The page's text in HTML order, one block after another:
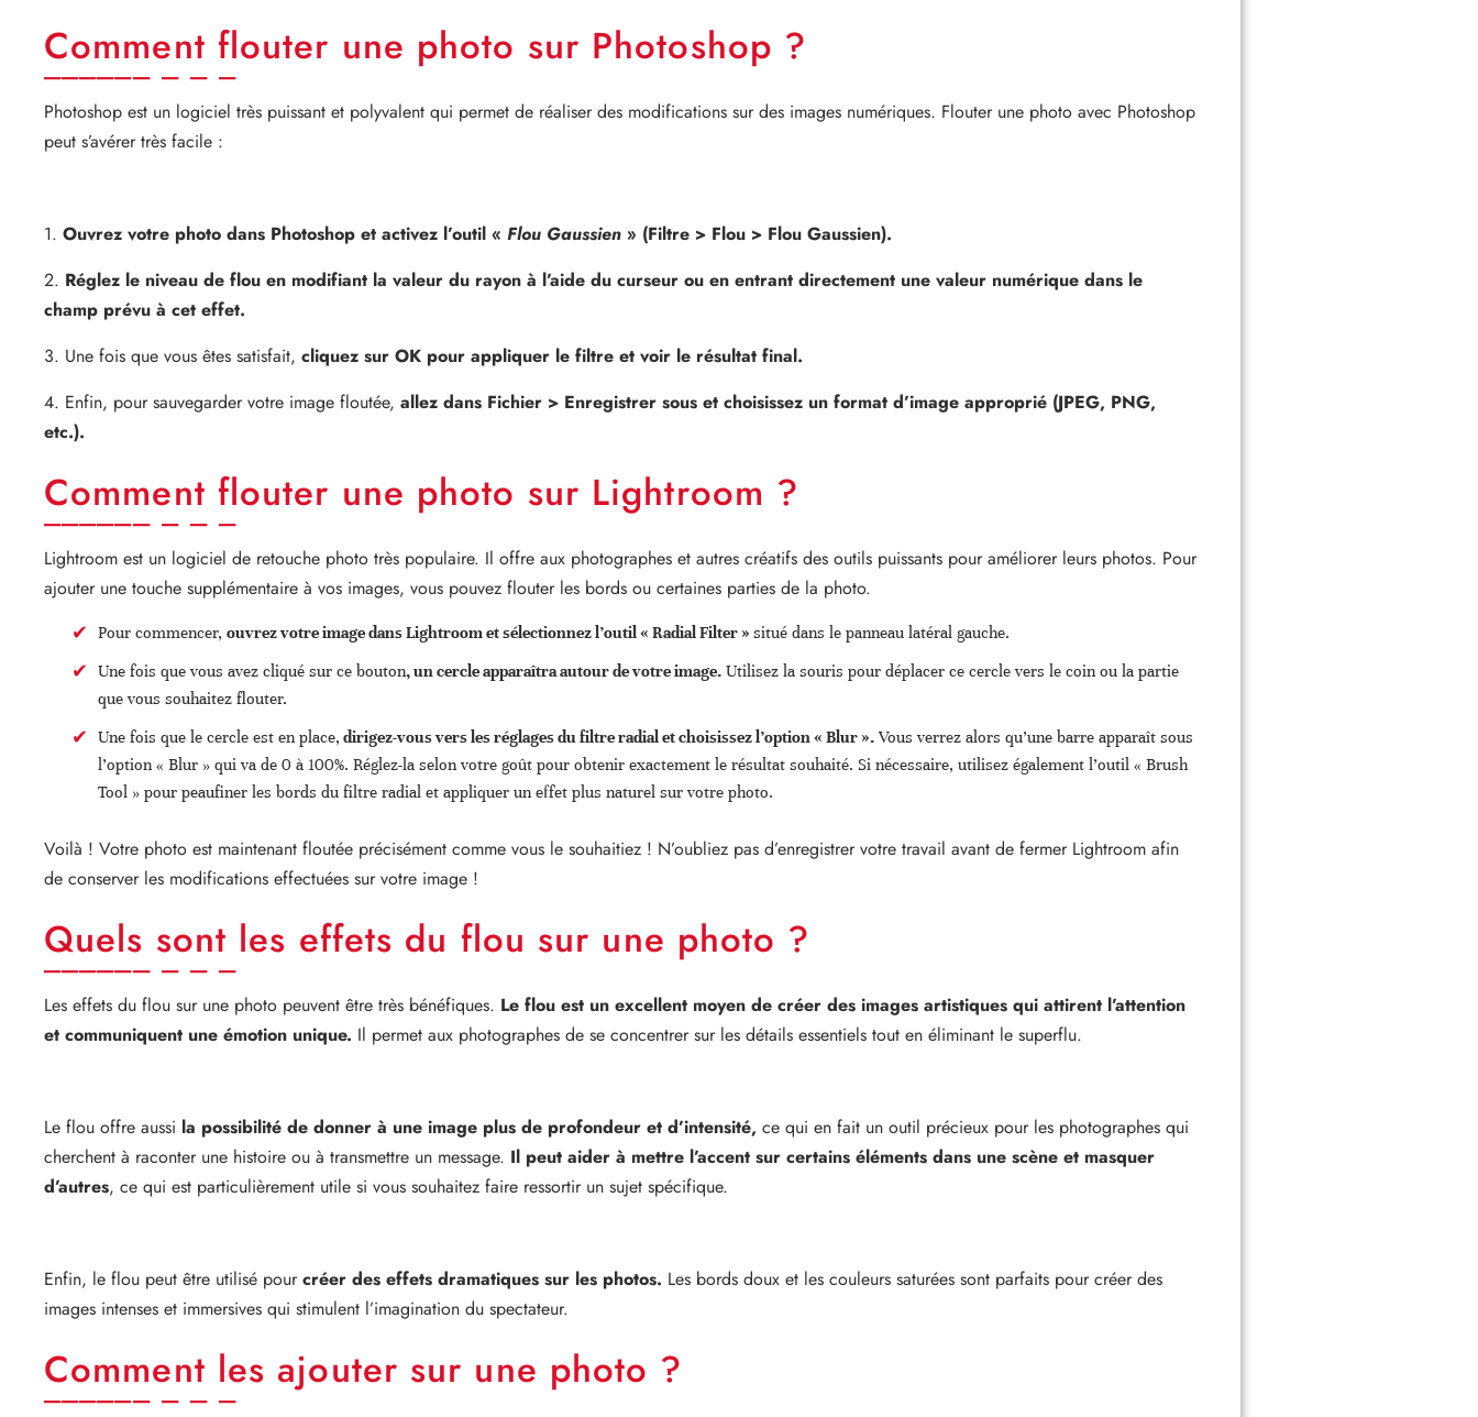
Comment flouter une photo sur Photoshop ?
Photoshop est un logiciel très puissant et polyvalent qui permet de réaliser des modifications sur des images numériques. Flouter une photo avec Photoshop
peut s’avérer très facile :
1. Ouvrez votre photo dans Photoshop et activez l’outil « Flou Gaussien » (Filtre > Flou > Flou Gaussien).
2. Réglez le niveau de flou en modifiant la valeur du rayon à l’aide du curseur ou en entrant directement une valeur numérique dans le
champ prévu à cet effet.
3. Une fois que vous êtes satisfait, cliquez sur OK pour appliquer le filtre et voir le résultat final.
4. Enfin, pour sauvegarder votre image floutée, allez dans Fichier > Enregistrer sous et choisissez un format d’image approprié (JPEG, PNG,
etc.).
Comment flouter une photo sur Lightroom ?
Lightroom est un logiciel de retouche photo très populaire. Il offre aux photographes et autres créatifs des outils puissants pour améliorer leurs photos. Pour
ajouter une touche supplémentaire à vos images, vous pouvez flouter les bords ou certaines parties de la photo.
Pour commencer, ouvrez votre image dans Lightroom et sélectionnez l’outil « Radial Filter » situé dans le panneau latéral gauche.
Une fois que vous avez cliqué sur ce bouton, un cercle apparaîtra autour de votre image. Utilisez la souris pour déplacer ce cercle vers le coin ou la partie
que vous souhaitez flouter.
Une fois que le cercle est en place, dirigez-vous vers les réglages du filtre radial et choisissez l’option « Blur ». Vous verrez alors qu’une barre apparaît sous
l’option « Blur » qui va de 0 à 100%. Réglez-la selon votre goût pour obtenir exactement le résultat souhaité. Si nécessaire, utilisez également l’outil « Brush
Tool » pour peaufiner les bords du filtre radial et appliquer un effet plus naturel sur votre photo.
Voilà ! Votre photo est maintenant floutée précisément comme vous le souhaitiez ! N’oubliez pas d’enregistrer votre travail avant de fermer Lightroom afin
de conserver les modifications effectuées sur votre image !
Quels sont les effets du flou sur une photo ?
Les effets du flou sur une photo peuvent être très bénéfiques. Le flou est un excellent moyen de créer des images artistiques qui attirent l’attention
et communiquent une émotion unique. Il permet aux photographes de se concentrer sur les détails essentiels tout en éliminant le superflu.
Le flou offre aussi la possibilité de donner à une image plus de profondeur et d’intensité, ce qui en fait un outil précieux pour les photographes qui
cherchent à raconter une histoire ou à transmettre un message. Il peut aider à mettre l’accent sur certains éléments dans une scène et masquer
d’autres, ce qui est particulièrement utile si vous souhaitez faire ressortir un sujet spécifique.
Enfin, le flou peut être utilisé pourcréer des effets dramatiques sur les photos. Les bords doux et les couleurs saturées sont parfaits pour créer des
images intenses et immersives qui stimulent l’imagination du spectateur.
Comment les ajouter sur une photo ?